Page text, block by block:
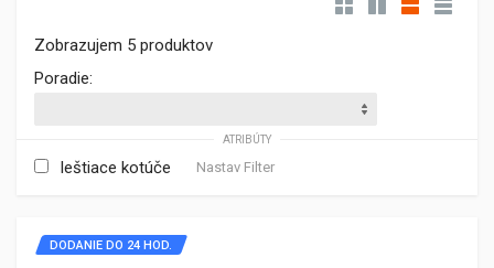
Zobrazujem 5 produktov
Poradie:
ATRIBÚTY
leštiace kotúče Nastav Filter
DODANIE DO 24 HOD.